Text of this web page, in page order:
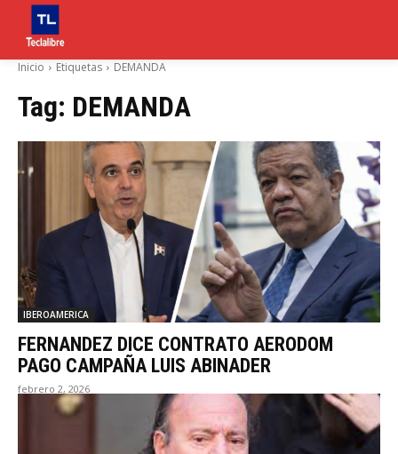
Inicio Etiquetas DEMANDA
Tag: DEMANDA
IBEROAMERICA
FERNANDEZ DICE CONTRATO AERODOM
PAGO CAMPAÑA LUIS ABINADER
febrero 2, 2026